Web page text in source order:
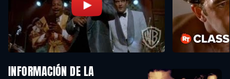
INFORMACIÓN DE LA